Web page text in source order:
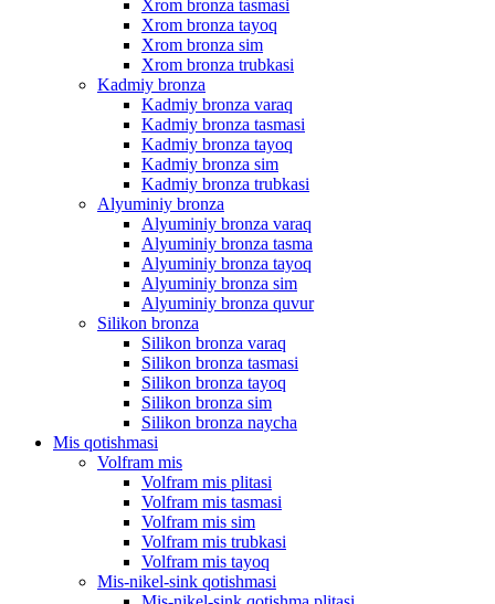
Xrom bronza tasmasi
Xrom bronza tayoq
Xrom bronza sim
Xrom bronza trubkasi
Kadmiy bronza
Kadmiy bronza varaq
Kadmiy bronza tasmasi
Kadmiy bronza tayoq
Kadmiy bronza sim
Kadmiy bronza trubkasi
Alyuminiy bronza
Alyuminiy bronza varaq
Alyuminiy bronza tasma
Alyuminiy bronza tayoq
Alyuminiy bronza sim
Alyuminiy bronza quvur
Silikon bronza
Silikon bronza varaq
Silikon bronza tasmasi
Silikon bronza tayoq
Silikon bronza sim
Silikon bronza naycha
Mis qotishmasi
Volfram mis
Volfram mis plitasi
Volfram mis tasmasi
Volfram mis sim
Volfram mis trubkasi
Volfram mis tayoq
Mis-nikel-sink qotishmasi